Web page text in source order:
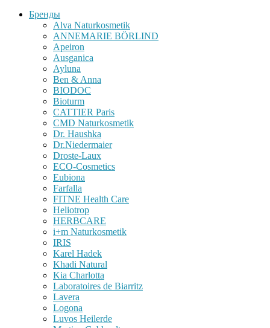
Бренды
Alva Naturkosmetik
ANNEMARIE BÖRLIND
Apeiron
Ausganica
Ayluna
Ben & Anna
BIODOC
Bioturm
CATTIER Paris
CMD Naturkosmetik
Dr. Haushka
Dr.Niedermaier
Droste-Laux
ECO-Cosmetics
Eubiona
Farfalla
FITNE Health Care
Heliotrop
HERBCARE
i+m Naturkosmetik
IRIS
Karel Hadek
Khadi Natural
Kia Charlotta
Laboratoires de Biarritz
Lavera
Logona
Luvos Heilerde